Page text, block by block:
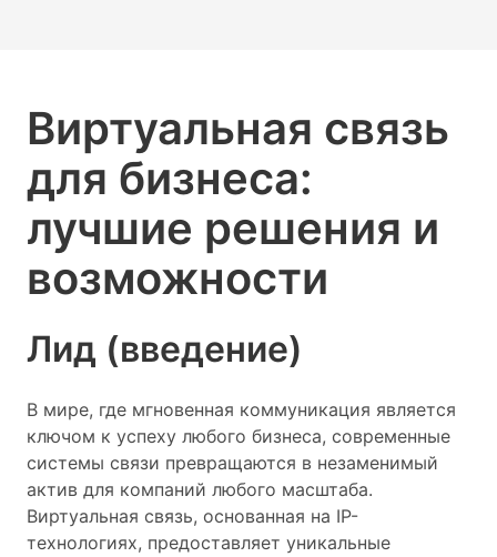
Виртуальная связь
для бизнеса:
лучшие решения и
возможности
Лид (введение)
В мире, где мгновенная коммуникация является
ключом к успеху любого бизнеса, современные
системы связи превращаются в незаменимый
актив для компаний любого масштаба.
Виртуальная связь, основанная на IP-
технологиях, предоставляет уникальные